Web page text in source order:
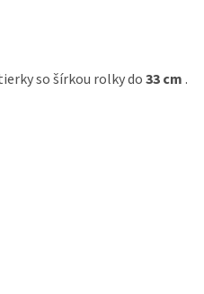
so šírkou rolky do33 cm .